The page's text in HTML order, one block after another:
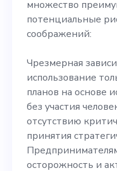
множество
потенциальные
соображений:
Чрезмерная
использование
планов на основе
без участия
отсутствию
принятия
осторожность и